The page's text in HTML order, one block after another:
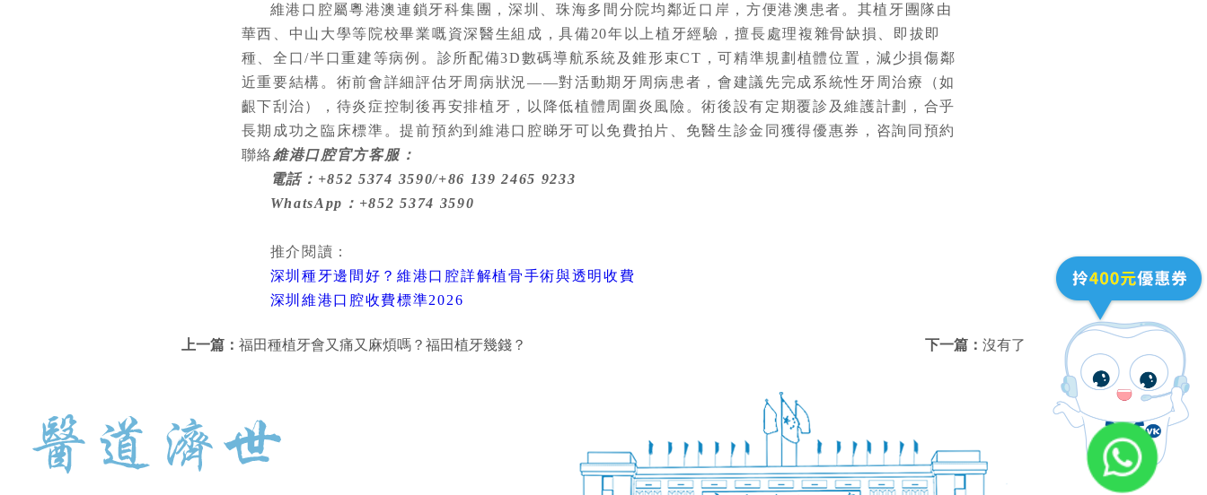
維港口腔屬粵港澳連鎖牙科集團，深圳、珠海多間分院均鄰近口岸，方便港澳患者。其植牙團隊由
華西、中山大學等院校畢業嘅資深醫生組成，具備20年以上植牙經驗，擅長處理複雜骨缺損、即拔即
種、全口/半口重建等病例。診所配備3D數碼導航系統及錐形束CT，可精準規劃植體位置，減少損傷鄰
近重要結構。術前會詳細評估牙周病狀況——對活動期牙周病患者，會建議先完成系統性牙周治療（如
齦下刮治），待炎症控制後再安排植牙，以降低植體周圍炎風險。術後設有定期覆診及維護計劃，合乎
長期成功之臨床標準。提前預約到維港口腔睇牙可以免費拍片、免醫生診金同獲得優惠券，咨詢同預約
聯絡 維港口腔官方客服：
電話：+852 5374 3590/+86 139 2465 9233
WhatsApp：+852 5374 3590
推介閱讀：
深圳種牙邊間好？維港口腔詳解植骨手術與透明收費
深圳維港口腔收費標準2026
上一篇： 福田種植牙會又痛又麻煩嗎？福田植牙幾錢？ 下一篇：沒有了